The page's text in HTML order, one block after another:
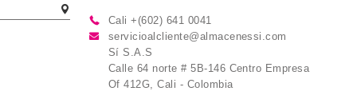
Cali +(602) 641 0041
servicioalcliente@almacenessi.com
Sí S.A.S
Calle 64 norte # 5B-146 Centro Empresa
Of 412G, Cali - Colombia